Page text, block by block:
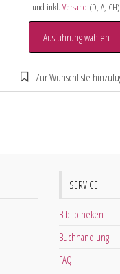
und inkl.Versand (D, A, CH)
Ausführung wählen
SERVICE
Bibliotheken
Buchhandlung
FAQ